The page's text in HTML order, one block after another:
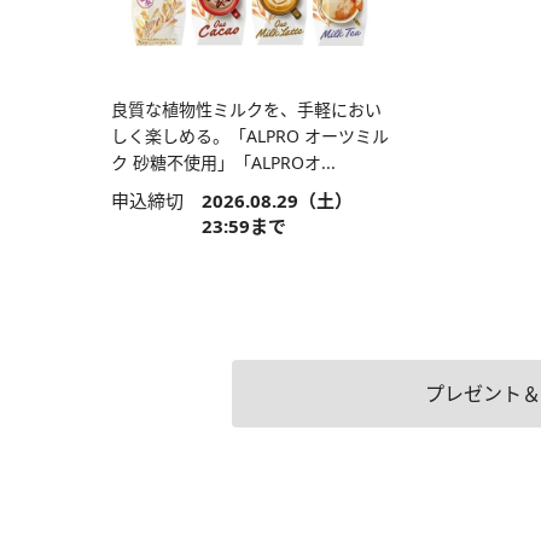
良質な植物性ミルクを、手軽におい
しく楽しめる。「ALPRO オーツミル
ク 砂糖不使用」「ALPROオ...
申込締切 2026.08.29（土）
23:59まで
プレゼント